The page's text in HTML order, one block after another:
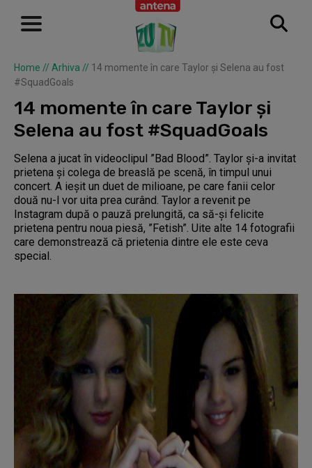
Home // Arhiva // 14 momente în care Taylor și Selena au fost
#SquadGoals
14 momente în care Taylor și
Selena au fost #SquadGoals
Selena a jucat în videoclipul ”Bad Blood”. Taylor și-a invitat
prietena și colega de breaslă pe scenă, în timpul unui
concert. A ieșit un duet de milioane, pe care fanii celor
două nu-l vor uita prea curând. Taylor a revenit pe
Instagram după o pauză prelungită, ca să-și felicite
prietena pentru noua piesă, ”Fetish”. Uite alte 14 fotografii
care demonstrează că prietenia dintre ele este ceva
special.